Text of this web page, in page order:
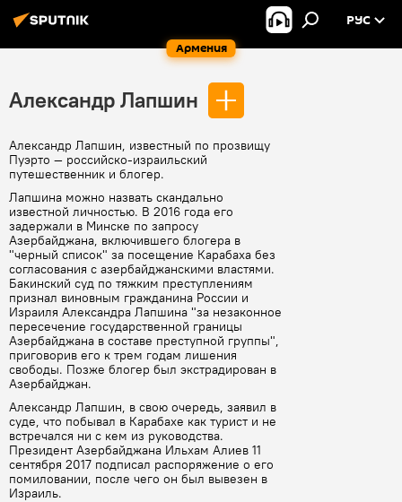
Армения
РУС
Александр Лапшин
Александр Лапшин, известный по прозвищу
Пуэрто — российско-израильский
путешественник и блогер.
Лапшина можно назвать скандально
известной личностью. В 2016 года его
задержали в Минске по запросу
Азербайджана, включившего блогера в
"черный список" за посещение Карабаха без
согласования с азербайджанскими властями.
Бакинский суд по тяжким преступлениям
признал виновным гражданина России и
Израиля Александра Лапшина "за незаконное
пересечение государственной границы
Азербайджана в составе преступной группы",
приговорив его к трем годам лишения
свободы. Позже блогер был экстрадирован в
Азербайджан.
Александр Лапшин, в свою очередь, заявил в
суде, что побывал в Карабахе как турист и не
встречался ни с кем из руководства.
Президент Азербайджана Ильхам Алиев 11
сентября 2017 подписал распоряжение о его
помиловании, после чего он был вывезен в
Израиль.